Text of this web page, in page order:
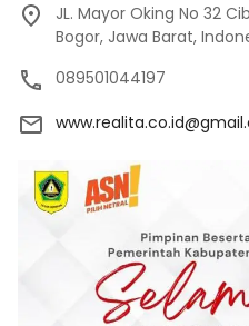
JL. Mayor Oking No 32
Bogor, Jawa Barat,
089501044197